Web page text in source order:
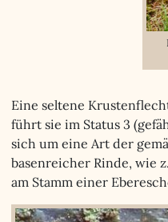
Eine seltene
führt sie im Status 3
sich um eine Art der
basenreicher Rinde, wie
am Stamm einer